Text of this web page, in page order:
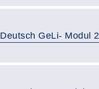
Deutsch GeLi- Modul 2